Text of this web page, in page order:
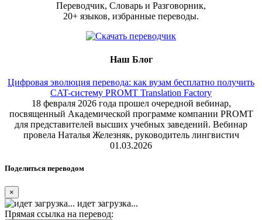
Переводчик, Словарь и Разговорник,
20+ языков, избранные переводы.
Наш Блог
Цифровая эволюция перевода: как вузам бесплатно получить
CAT-систему PROMT Translation Factory
18 февраля 2026 года прошел очередной вебинар,
посвященный Академической программе компании PROMT
для представителей высших учебных заведений. Вебинар
провела Наталья Железняк, руководитель лингвистич
01.03.2026
Поделиться переводом
×
идет загрузка...
Прямая ссылка на перевод: